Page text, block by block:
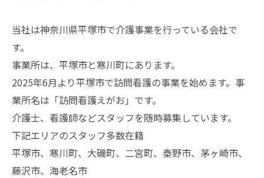
当社は神奈川県平塚市で介護事業を行っている会社で
す。
事業所は、平塚市と寒川町にあります。
2025年6月より平塚市で訪問看護の事業を始めます。事
業所名は「訪問看護えがお」です。
介護士、看護師などスタッフを随時募集しています。
下記エリアのスタッフ多数在籍
平塚市、寒川町、大磯町、二宮町、秦野市、茅ヶ崎市、
藤沢市、海老名市